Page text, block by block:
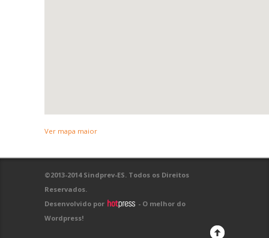
Ver mapa maior
©2013-2014 Sindprev-ES. Todos os Direitos
Reservados.
Desenvolvido por
- O melhor do
Wordpress!